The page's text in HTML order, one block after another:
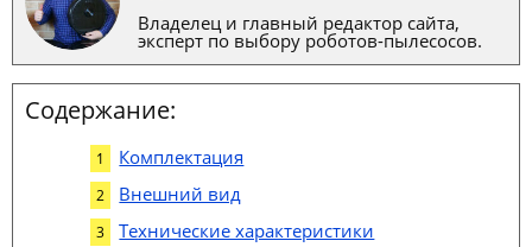
Владелец и главный редактор сайта,
эксперт по выбору роботов-пылесосов.
Содержание:
Комплектация
Внешний вид
Технические характеристики